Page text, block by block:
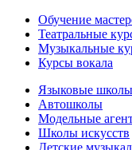
Обучение
Театральные
Музыкальные
Курсы вокала
Языковые школы
Автошколы
Модельные
Школы искусств
Детские